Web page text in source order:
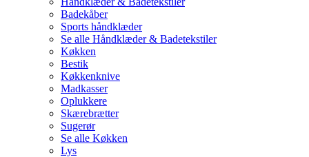
Badekåber
Sports håndklæder
Se alle Håndklæder & Badetekstiler
Køkken
Bestik
Køkkenknive
Madkasser
Oplukkere
Skærebrætter
Sugerør
Se alle Køkken
Lys